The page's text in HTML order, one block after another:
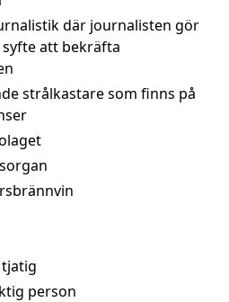
där journalisten gör
att bekräfta
strålkastare som finns på
tjatig
person